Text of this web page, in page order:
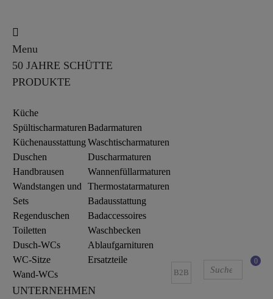
Menu
50 JAHRE SCHÜTTE
PRODUKTE
Küche
Spültischarmaturen
Küchenausstattung
Duschen
Handbrausen
Wandstangen und
Sets
Regenduschen
Toiletten
Dusch-WCs
WC-Sitze
Wand-WCs
Badarmaturen
Waschtischarmaturen
Duscharmaturen
Wannenfüllarmaturen
Thermostatarmaturen
Badausstattung
Badaccessoires
Waschbecken
Ablaufgarnituren
Ersatzteile
UNTERNEHMEN
B2B
0